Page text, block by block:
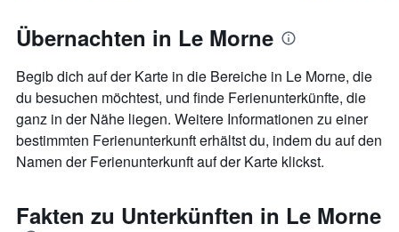
Achse,
die
den
durchschnittlichen
Zimmerpreis
anzeigt.
Übernachten in Le Morne
Begib dich auf der Karte in die Bereiche in Le Morne, die
du besuchen möchtest, und finde Ferienunterkünfte, die
ganz in der Nähe liegen. Weitere Informationen zu einer
bestimmten Ferienunterkunft erhältst du, indem du auf den
Namen der Ferienunterkunft auf der Karte klickst.
Fakten zu Unterkünften in Le Morne